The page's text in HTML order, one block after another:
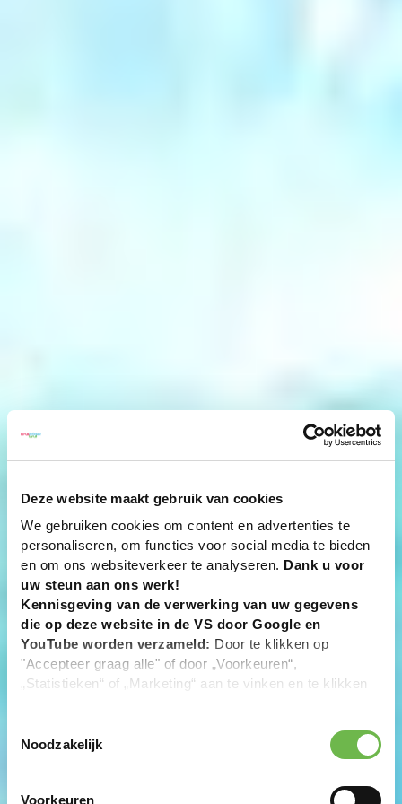
Deze website maakt gebruik van cookies
We gebruiken cookies om content en advertenties te
personaliseren, om functies voor social media te bieden
en om ons websiteverkeer te analyseren. Dank u voor
uw steun aan ons werk!
Kennisgeving van de verwerking van uw gegevens
die op deze website in de VS door Google en
YouTube worden verzameld: Door te klikken op
"Accepteer graag alle" of door „Voorkeuren“,
„Statistieken“ of „Marketing“ aan te vinken en te klikken
op "Selectie handmatig instellen", stemt u er ook mee in
overeenstemming met Art. 49 (1) zin 1 lit. a DSGVO. De
VS zijn door het Europees Hof van Justitie beoordeeld
Noodzakelijk
Voorkeuren